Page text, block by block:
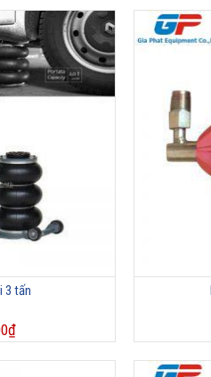
3 tấn
₫